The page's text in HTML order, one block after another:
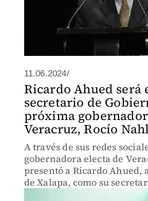
11.06.2024/
Ricardo Ahued será
secretario de
próxima
Veracruz, Rocío
A través de sus redes
gobernadora electa de
presentó a Ricardo Ahued,
de Xalapa, como su
Gobierno. Por el